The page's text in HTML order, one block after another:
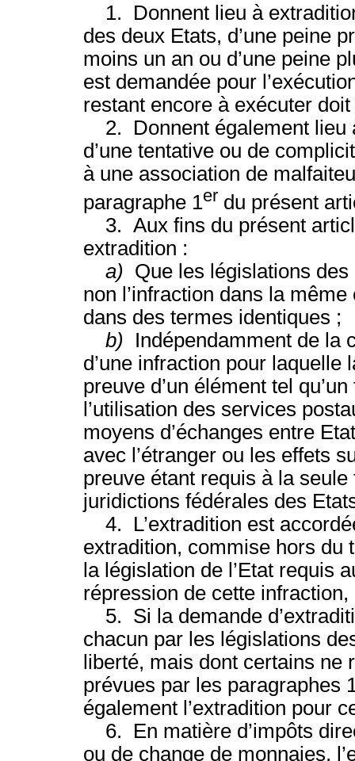
1. Donnent lieu à
des deux Etats, d’une peine
moins un an ou d’une peine
est demandée pour
restant encore à exécuter
2. Donnent également lieu
d’une tentative ou de
à une association de
paragraphe 1 er du présent
3. Aux fins du présent
extradition :
a) Que les législations
non l’infraction dans la
dans des termes identiques ;
b) Indépendamment de la
d’une infraction pour
preuve d’un élément tel
l’utilisation des services
moyens d’échanges entre
avec l’étranger ou les effets
preuve étant requis à la
juridictions fédérales des
4. L’extradition est
extradition, commise hors du
la législation de l’Etat requis
répression de cette
5. Si la demande
chacun par les législations
liberté, mais dont certains ne
prévues par les paragraphes
également l’extradition pour
6. En matière d’impôts
ou de change de monnaies,